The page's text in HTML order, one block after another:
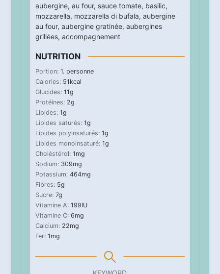
aubergine, au four, sauce tomate, basilic,
mozzarella, mozzarella di bufala, aubergine
au four, aubergine gratinée, aubergines
grillées, accompagnement
NUTRITION
Portion: 1. personne
Calories: 51kcal
Glucides: 11g
Protéines: 2g
Lipides: 1g
Lipides saturés: 1g
Lipides polyinsaturés: 1g
Lipides monoinsaturé: 1g
Choléstérol: 1mg
Sodium: 309mg
Potassium: 464mg
Fibres: 5g
Sucre: 7g
Vitamine A: 199IU
Vitamine C: 6mg
Calcium: 22mg
Fer: 1mg